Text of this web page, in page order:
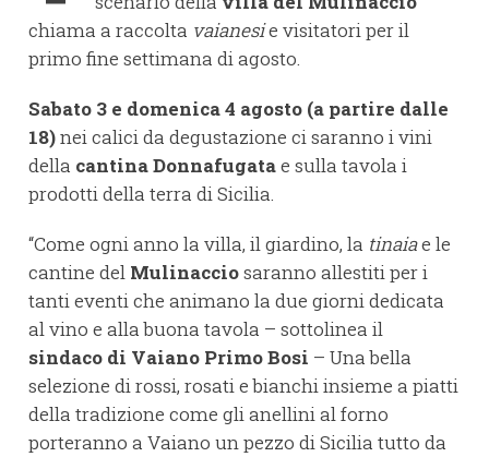
chiama a raccolta vaianesie visitatori per il
primo fine settimana di agosto.
Sabato 3 e domenica 4 agosto (a partire dalle
18)nei calici da degustazione ci saranno i vini
della cantina Donnafugatae sulla tavola i
prodotti della terra di Sicilia.
“Come ogni anno la villa, il giardino, la tinaiae le
cantine del Mulinacciosaranno allestiti per i
tanti eventi che animano la due giorni dedicata
al vino e alla buona tavola – sottolinea il
sindaco di Vaiano Primo Bosi – Una bella
selezione di rossi, rosati e bianchi insieme a piatti
della tradizione come gli anellini al forno
porteranno a Vaiano un pezzo di Sicilia tutto da